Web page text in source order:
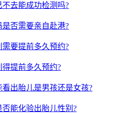
去能成功检测吗?
否需要亲自赴港?
要提前多久预约?
提前多久预约?
出胎儿是男孩还是女孩?
能化验出胎儿性别?